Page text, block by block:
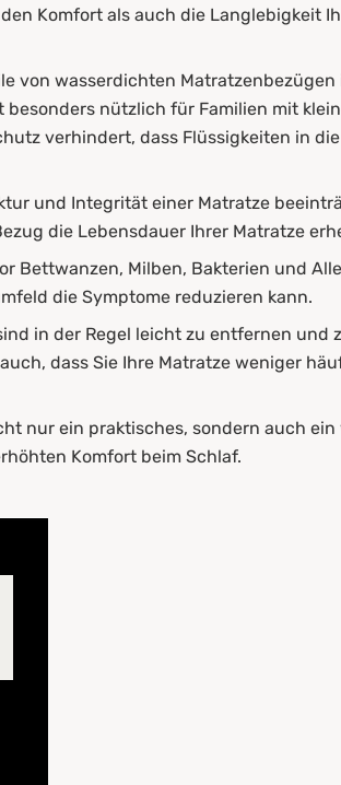
Komfort als auch die Langlebigkeit
von wasserdichten
nützlich für Familien mit
verhindert, dass Flüssigkeiten in
und Integrität einer Matratze
die Lebensdauer Ihrer Matratze
Bettwanzen, Milben, Bakterien und
die Symptome reduzieren kann.
in der Regel leicht zu entfernen und
dass Sie Ihre Matratze weniger
nur ein praktisches, sondern auch
Komfort beim Schlaf.